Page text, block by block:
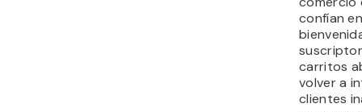
confían
carritos
volver a
clientes